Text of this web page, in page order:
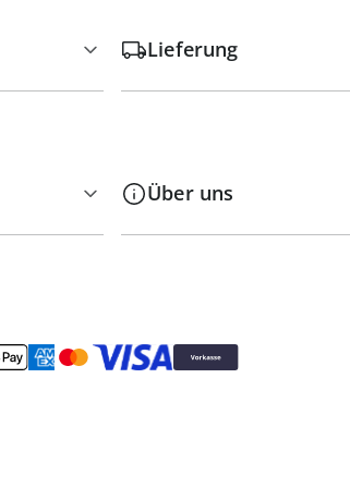
Lieferung
Über uns